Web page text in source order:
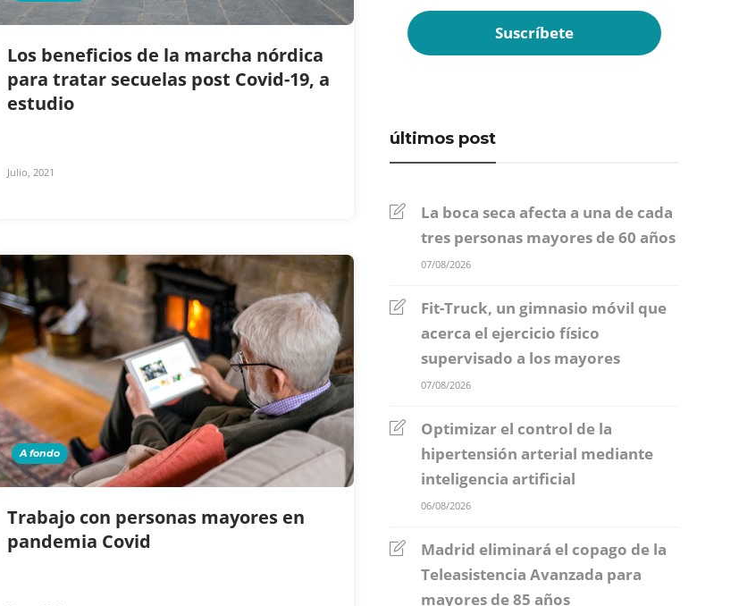
Los beneficios de la marcha nórdica
para tratar secuelas post Covid-19, a
estudio
Julio, 2021
A fondo
Trabajo con personas mayores en
pandemia Covid
últimos post
La boca seca afecta a una de cada
tres personas mayores de 60 años
07/08/2026
Fit-Truck, un gimnasio móvil que
acerca el ejercicio físico
supervisado a los mayores
07/08/2026
Optimizar el control de la
hipertensión arterial mediante
inteligencia artificial
06/08/2026
Madrid eliminará el copago de la
Teleasistencia Avanzada para
mayores de 85 años